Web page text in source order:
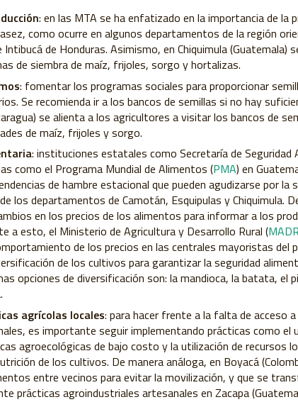
: en las MTA se ha enfatizado en la importancia de la
como ocurre en algunos departamentos de la región
de Honduras. Asimismo, en Chiquimula (Guatemala)
de siembra de maíz, frijoles, sorgo y hortalizas.
: fomentar los programas sociales para proporcionar
Se recomienda ir a los bancos de semillas si no hay
se alienta a los agricultores a visitar los bancos de
de maíz, frijoles y sorgo.
: instituciones estatales como Secretaría de Seguridad
como el Programa Mundial de Alimentos (PMA) en
de hambre estacional que pueden agudizarse por la
los departamentos de Camotán, Esquipulas y Chiquimula.
en los precios de los alimentos para informar a los
a esto, el Ministerio de Agricultura y Desarrollo Rural (MADR
de los precios en las centrales mayoristas del
de los cultivos para garantizar la seguridad
opciones de diversificación son: la mandioca, la batata, el
agrícolas locales: para hacer frente a la falta de acceso
es importante seguir implementando prácticas como el
agroecológicas de bajo costo y la utilización de recursos
de los cultivos. De manera análoga, en Boyacá
entre vecinos para evitar la movilización, y que se
prácticas agroindustriales artesanales en Zacapa